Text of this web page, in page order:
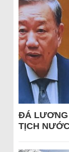
ĐÁ LƯƠNG
TỊCH